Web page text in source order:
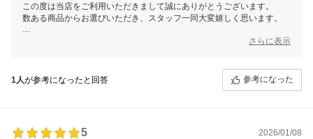
この度は当店をご利用いただきまして誠にありがとうございます。
数ある商品からお選びいただき、スタッフ一同大変嬉しく思います。
これからもお客様にご満足いただける商品をご提供できるようさらに表示
1人が参考になったと回答 参考になった
5
2026/01/08